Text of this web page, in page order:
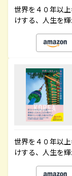
世界を４０年以
けする、人生を
世界を４０年以
けする、人生を